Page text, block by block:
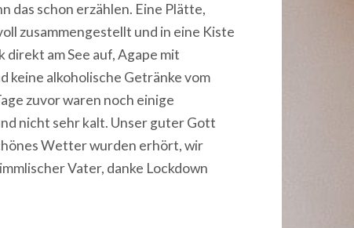
das schon erzählen. Eine Plätte,
zusammengestellt und in eine Kiste
am See auf, Agape mit
keine alkoholische Getränke vom
zuvor waren noch einige
nicht sehr kalt. Unser guter Gott
Wetter wurden erhört, wir
Vater, danke Lockdown